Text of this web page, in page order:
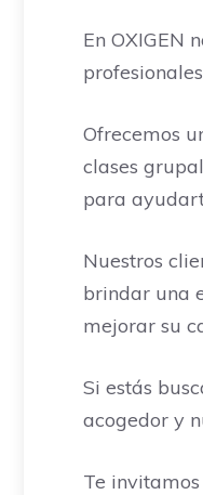
En OXIGEN
Ofrecemos
clases
para
Nuestros
brindar una
mejorar su
Si estás
acogedor y
Te